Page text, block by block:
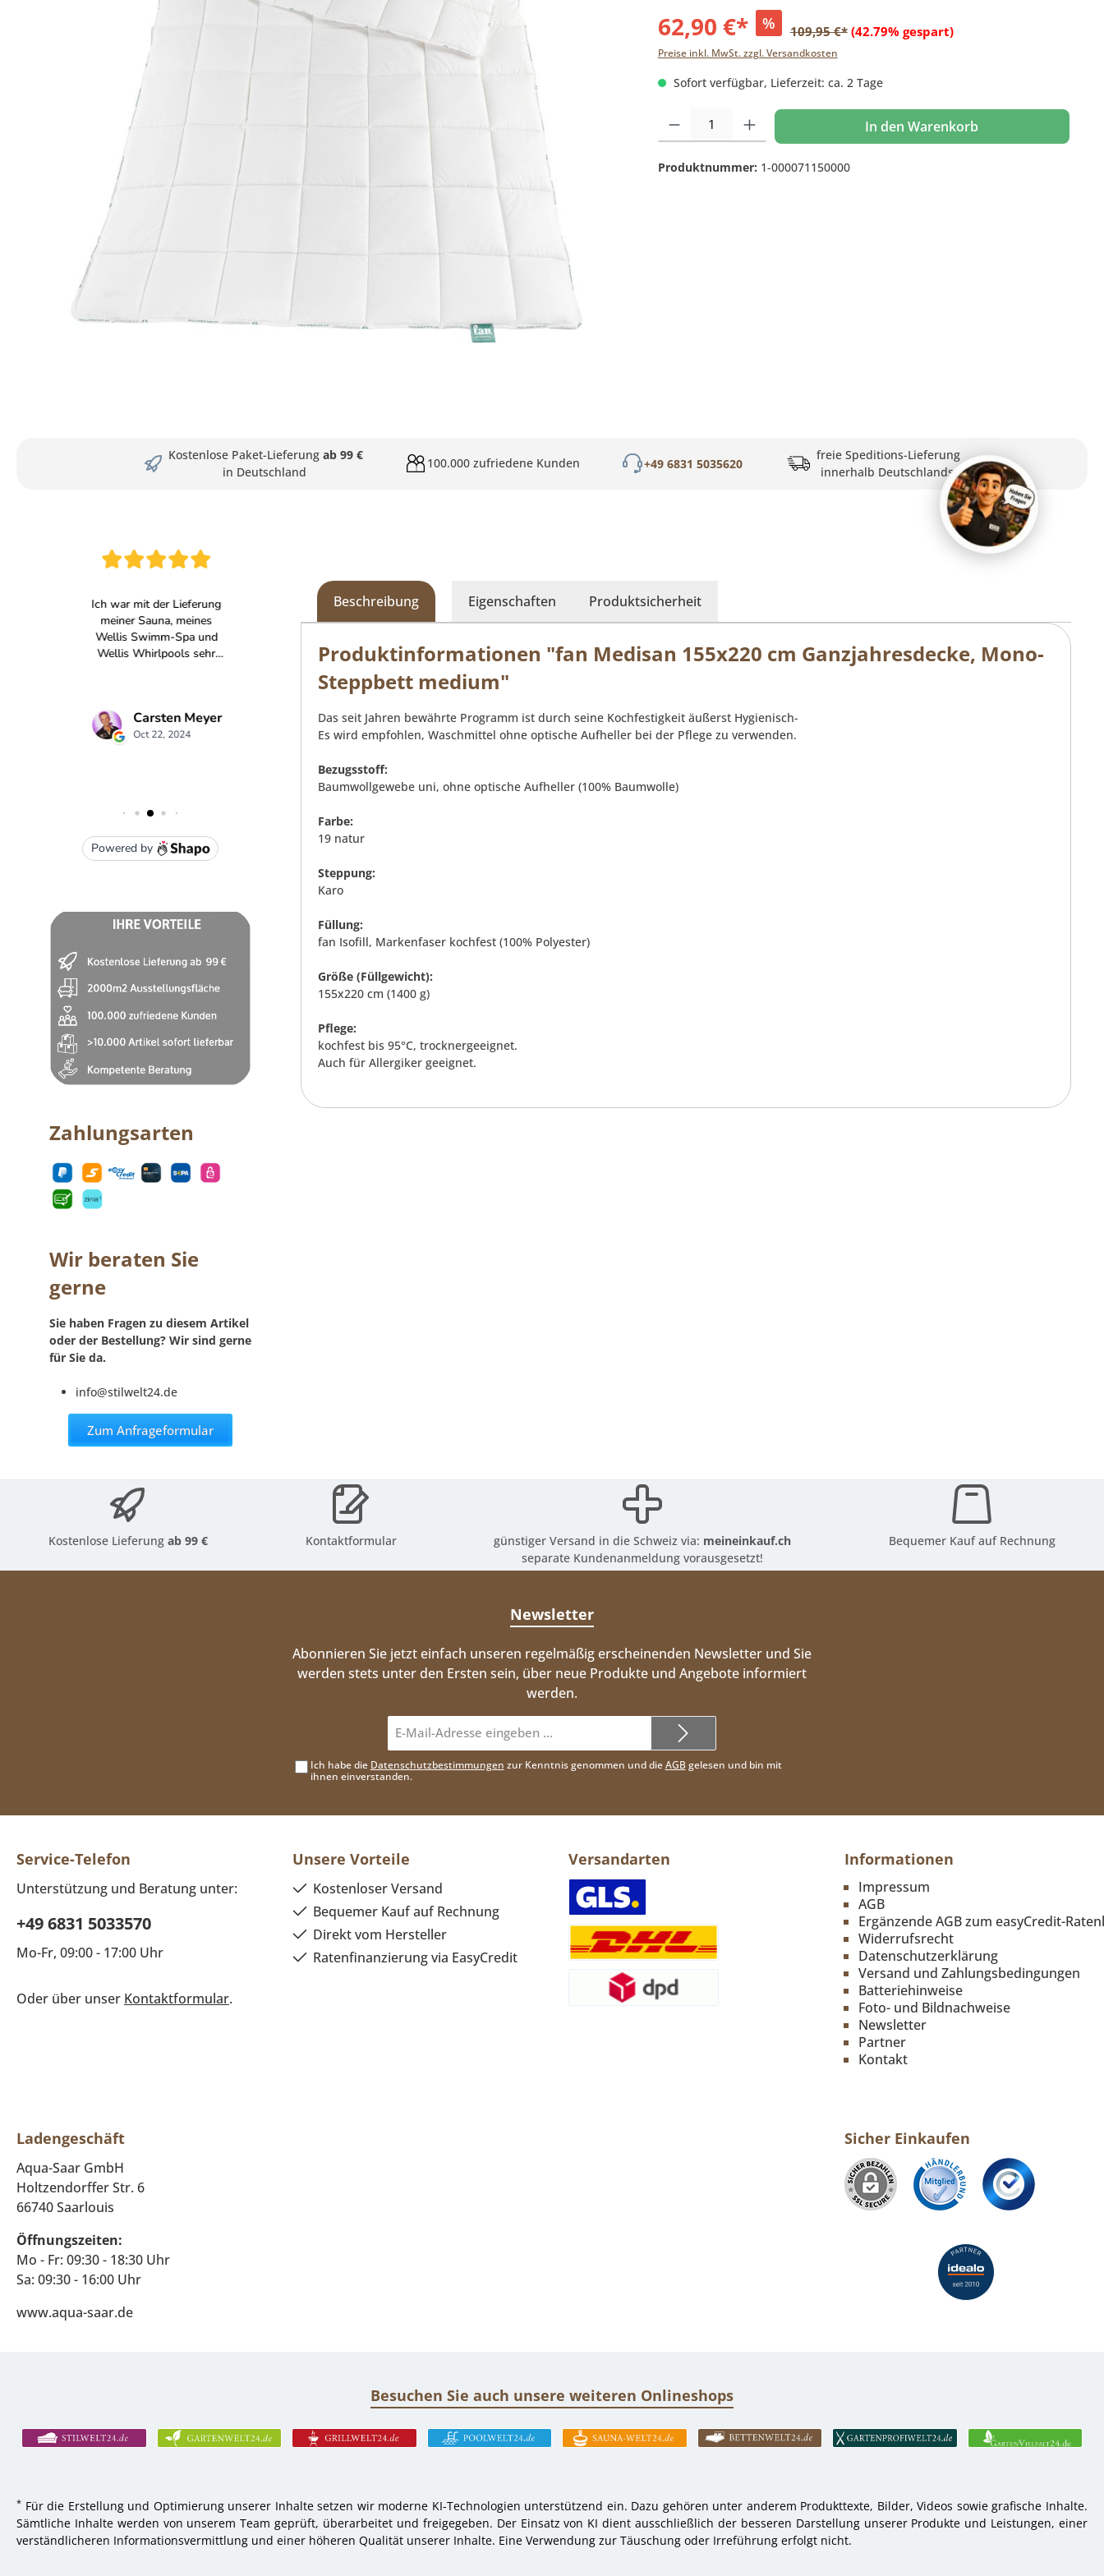
62,90 €* % 109,95 €* (42.79% gespart)
Preise inkl. MwSt. zzgl. Versandkosten
Sofort verfügbar, Lieferzeit: ca. 2 Tage
Produkt Anzahl: Gib den gewünschten Wert ein oder benutze die Schaltflächen um die
In den Warenkorb
Produktnummer: 1-000071150000
Kostenlose Paket-Lieferung ab 99 €
in Deutschland
100.000 zufriedene Kunden +49 6831 5035620
freie Speditions-Lieferung
innerhalb Deutschlands
Zahlungsarten
Wir beraten Sie
gerne
Sie haben Fragen zu diesem Artikel
oder der Bestellung? Wir sind gerne
für Sie da.
info@stilwelt24.de
Zum Anfrageformular
Beschreibung Eigenschaften Produktsicherheit
Produktinformationen "fan Medisan 155x220 cm Ganzjahresdecke, Mono-
Steppbett medium"
Das seit Jahren bewährte Programm ist durch seine Kochfestigkeit äußerst Hygienisch-
Es wird empfohlen, Waschmittel ohne optische Aufheller bei der Pflege zu verwenden.
Bezugsstoff:
Baumwollgewebe uni, ohne optische Aufheller (100% Baumwolle)
Farbe:
19 natur
Steppung:
Karo
Füllung:
fan Isofill, Markenfaser kochfest (100% Polyester)
Größe (Füllgewicht):
155x220 cm (1400 g)
Pflege:
kochfest bis 95°C, trocknergeeignet.
Auch für Allergiker geeignet.
Kostenlose Lieferungab 99 € Kontaktformular günstiger Versand in die Schweiz via: meineinkauf.ch
separate Kundenanmeldung vorausgesetzt!
Bequemer Kauf auf Rechnung
Newsletter
Abonnieren Sie jetzt einfach unseren regelmäßig erscheinenden Newsletter und Sie
werden stets unter den Ersten sein, über neue Produkte und Angebote informiert
werden.
Mail-
Adresse*
Ich habe die Datenschutzbestimmungen zur Kenntnis genommen und dieAGBgelesen und bin mit
ihnen einverstanden.
Service-Telefon
Unterstützung und Beratung unter:
+49 6831 5033570
Mo-Fr, 09:00 - 17:00 Uhr
Oder über unser Kontaktformular.
Unsere Vorteile
Kostenloser Versand
Bequemer Kauf auf Rechnung
Direkt vom Hersteller
Ratenfinanzierung via EasyCredit
Versandarten Informationen
Impressum
AGB
Ergänzende AGB zum easyCredit-
Widerrufsrecht
Datenschutzerklärung
Versand und Zahlungsbedingungen
Batteriehinweise
Foto- und Bildnachweise
Newsletter
Partner
Kontakt
Ladengeschäft
Aqua-Saar GmbH
Holtzendorffer Str. 6
66740 Saarlouis
Öffnungszeiten:
Mo - Fr: 09:30 - 18:30 Uhr
Sa: 09:30 - 16:00 Uhr
www.aqua-saar.de
Sicher Einkaufen
Besuchen Sie auch unsere weiteren Onlineshops
* Für die Erstellung und Optimierung unserer Inhalte setzen wir moderne KI-Technologien unterstützend ein. Dazu gehören unter anderem Produkttexte, Bilder, Videos sowie grafische Inhalte.
Sämtliche Inhalte werden von unserem Team geprüft, überarbeitet und freigegeben. Der Einsatz von KI dient ausschließlich der besseren Darstellung unserer Produkte und Leistungen, einer
verständlicheren Informationsvermittlung und einer höheren Qualität unserer Inhalte. Eine Verwendung zur Täuschung oder Irreführung erfolgt nicht.